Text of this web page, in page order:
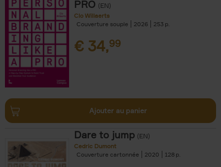
PRO (EN)
Clo Willaerts
Couverture souple
2026 253
€ 34,99
Ajouter au panier
Dare to jump (EN)
Cedric Dumont
Couverture cartonnée
2020 128